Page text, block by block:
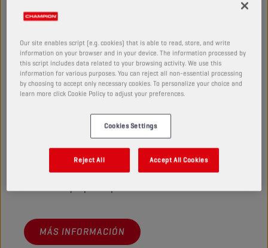
Cada vez más vehículos se venden con
preparado para ofrecerles mantenimiento?
El mercado evoluciona con rapidez, y con él los retos. El
aumento de popularidad de las transmisiones
automáticas y de la demanda de vehículos no europeos
obliga a los talleres a almacenar una gama de aceites
cada vez más amplia. Para ofrecer mantenimiento a
una flota que se está haciendo tan diversificada, la
fluidos que te permitirán proporcionar un
mantenimiento óptimo a todos los vehículos
MÁS INFORMACIÓN
Our site enables script (e.g. cookies) that is able to read, store, and write
information on your browser and in your device. The information processed by
this script includes data related to your browsing activity. We use this
information for various purposes. You can reject all non-essential processing
by choosing to accept only necessary cookies. To personalize your choice and
learn more click Cookie Policy to adjust your preferences.
Cookies Settings
Reject All Accept All Cookies